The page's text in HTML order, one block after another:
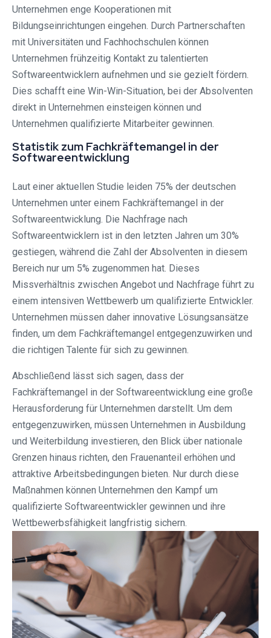
Unternehmen enge Kooperationen mit
Bildungseinrichtungen eingehen. Durch Partnerschaften
mit Universitäten und Fachhochschulen können
Unternehmen frühzeitig Kontakt zu talentierten
Softwareentwicklern aufnehmen und sie gezielt fördern.
Dies schafft eine Win-Win-Situation, bei der Absolventen
direkt in Unternehmen einsteigen können und
Unternehmen qualifizierte Mitarbeiter gewinnen.
Statistik zum Fachkräftemangel in der
Softwareentwicklung
Laut einer aktuellen Studie leiden 75% der deutschen
Unternehmen unter einem Fachkräftemangel in der
Softwareentwicklung. Die Nachfrage nach
Softwareentwicklern ist in den letzten Jahren um 30%
gestiegen, während die Zahl der Absolventen in diesem
Bereich nur um 5% zugenommen hat. Dieses
Missverhältnis zwischen Angebot und Nachfrage führt zu
einem intensiven Wettbewerb um qualifizierte Entwickler.
Unternehmen müssen daher innovative Lösungsansätze
finden, um dem Fachkräftemangel entgegenzuwirken und
die richtigen Talente für sich zu gewinnen.
Abschließend lässt sich sagen, dass der
Fachkräftemangel in der Softwareentwicklung eine große
Herausforderung für Unternehmen darstellt. Um dem
entgegenzuwirken, müssen Unternehmen in Ausbildung
und Weiterbildung investieren, den Blick über nationale
Grenzen hinaus richten, den Frauenanteil erhöhen und
attraktive Arbeitsbedingungen bieten. Nur durch diese
Maßnahmen können Unternehmen den Kampf um
qualifizierte Softwareentwickler gewinnen und ihre
Wettbewerbsfähigkeit langfristig sichern.